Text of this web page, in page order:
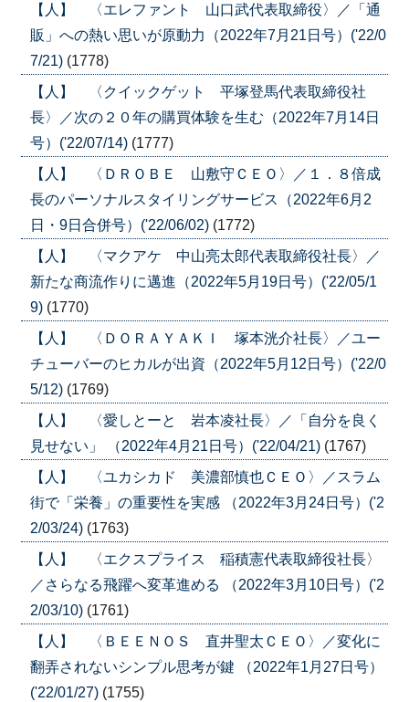
【人】 〈エレファント 山口武代表取締役〉／「通
販」への熱い思いが原動力（2022年7月21日号）('22/0
7/21) (1778)
【人】 〈クイックゲット 平塚登馬代表取締役社
長〉／次の２０年の購買体験を生む（2022年7月14日
号）('22/07/14) (1777)
【人】 〈ＤＲＯＢＥ 山敷守ＣＥＯ〉／１．８倍成
長のパーソナルスタイリングサービス（2022年6月2
日・9日合併号）('22/06/02) (1772)
【人】 〈マクアケ 中山亮太郎代表取締役社長〉／
新たな商流作りに邁進（2022年5月19日号）('22/05/1
9) (1770)
【人】 〈ＤＯＲＡＹＡＫＩ 塚本洸介社長〉／ユー
チューバーのヒカルが出資（2022年5月12日号）('22/0
5/12) (1769)
【人】 〈愛しとーと 岩本凌社長〉／「自分を良く
見せない」 （2022年4月21日号）('22/04/21) (1767)
【人】 〈ユカシカド 美濃部慎也ＣＥＯ〉／スラム
街で「栄養」の重要性を実感 （2022年3月24日号）('2
2/03/24) (1763)
【人】 〈エクスプライス 稲積憲代表取締役社長〉
／さらなる飛躍へ変革進める （2022年3月10日号）('2
2/03/10) (1761)
【人】 〈ＢＥＥＮＯＳ 直井聖太ＣＥＯ〉／変化に
翻弄されないシンプル思考が鍵 （2022年1月27日号）
('22/01/27) (1755)